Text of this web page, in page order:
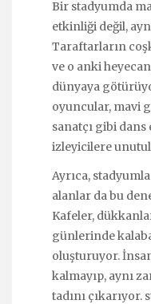
Bir stadyumda
etkinliği değil,
Taraftarların
ve o anki
dünyaya
oyuncular, mavi
sanatçı gibi
izleyicilere
Ayrıca,
alanlar da bu
Kafeler,
günlerinde
oluşturuyor.
kalmayıp, aynı
tadını çıkarıyor.